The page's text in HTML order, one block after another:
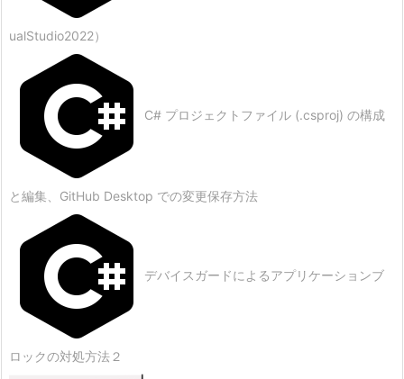
ualStudio2022）
C# プロジェクトファイル (.csproj) の構成
と編集、GitHub Desktop での変更保存方法
デバイスガードによるアプリケーションブ
ロックの対処方法２